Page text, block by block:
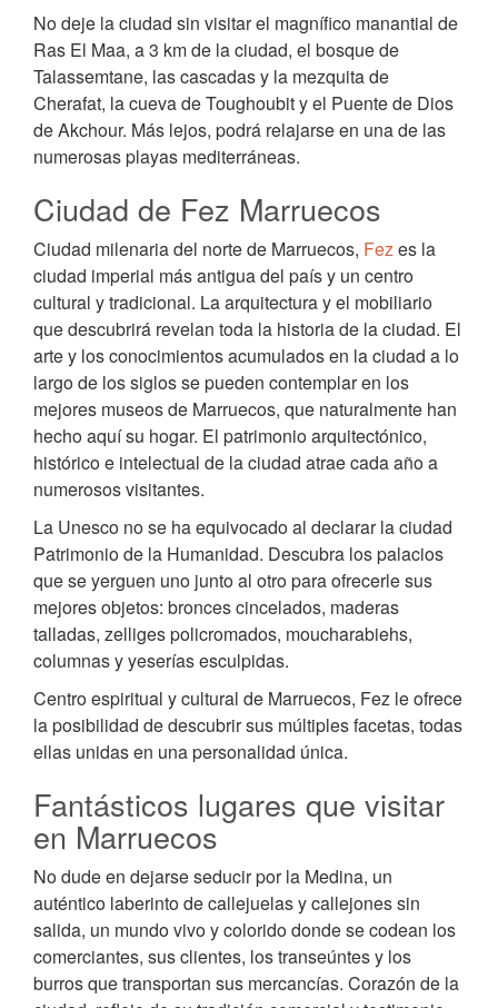
No deje la ciudad sin visitar el magnífico manantial de
Ras El Maa, a 3 km de la ciudad, el bosque de
Talassemtane, las cascadas y la mezquita de
Cherafat, la cueva de Toughoubit y el Puente de Dios
de Akchour. Más lejos, podrá relajarse en una de las
numerosas playas mediterráneas.
Ciudad de Fez Marruecos
Ciudad milenaria del norte de Marruecos, Fezes la
ciudad imperial más antigua del país y un centro
cultural y tradicional. La arquitectura y el mobiliario
que descubrirá revelan toda la historia de la ciudad. El
arte y los conocimientos acumulados en la ciudad a lo
largo de los siglos se pueden contemplar en los
mejores museos de Marruecos, que naturalmente han
hecho aquí su hogar. El patrimonio arquitectónico,
histórico e intelectual de la ciudad atrae cada año a
numerosos visitantes.
La Unesco no se ha equivocado al declarar la ciudad
Patrimonio de la Humanidad. Descubra los palacios
que se yerguen uno junto al otro para ofrecerle sus
mejores objetos: bronces cincelados, maderas
talladas, zelliges policromados, moucharabiehs,
columnas y yeserías esculpidas.
Centro espiritual y cultural de Marruecos, Fez le ofrece
la posibilidad de descubrir sus múltiples facetas, todas
ellas unidas en una personalidad única.
Fantásticos lugares que visitar
en Marruecos
No dude en dejarse seducir por la Medina, un
auténtico laberinto de callejuelas y callejones sin
salida, un mundo vivo y colorido donde se codean los
comerciantes, sus clientes, los transeúntes y los
burros que transportan sus mercancías. Corazón de la